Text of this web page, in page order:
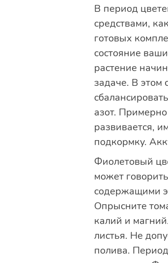
В период
средствами,
готовых
состояние
растение
задаче. В
азот.
развивается,
подкормку.
Фиолетовый
может
содержащими
Опрысните
калий и
листья. Не
полива.